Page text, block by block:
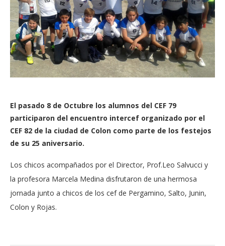
El pasado 8 de Octubre los alumnos del CEF 79
participaron del encuentro intercef organizado por el
CEF 82 de la ciudad de Colon como parte de los festejos
de su 25 aniversario.
Los chicos acompañados por el Director, Prof.Leo Salvucci y
la profesora Marcela Medina disfrutaron de una hermosa
jornada junto a chicos de los cef de Pergamino, Salto, Junin,
Colon y Rojas.